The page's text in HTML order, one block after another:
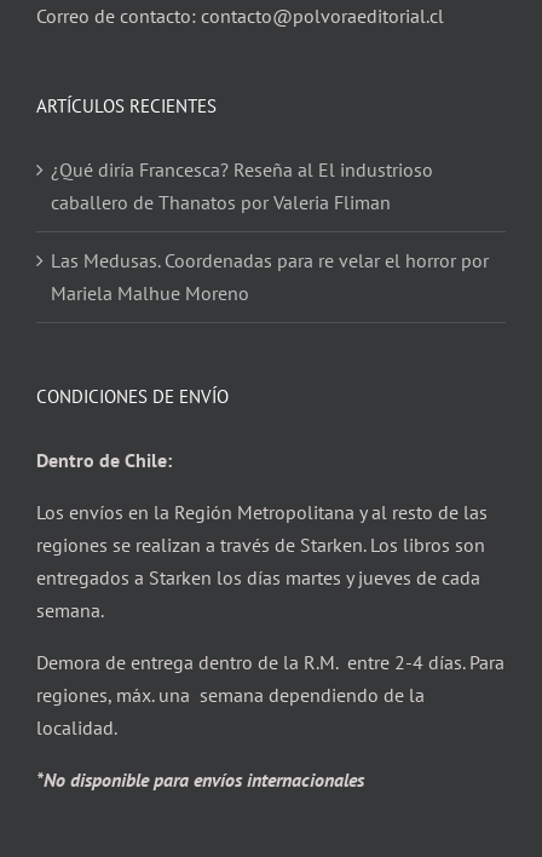
Correo de contacto: contacto@polvoraeditorial.cl
ARTÍCULOS RECIENTES
¿Qué diría Francesca? Reseña al El industrioso
caballero de Thanatos por Valeria Fliman
Las Medusas. Coordenadas para re velar el horror por
Mariela Malhue Moreno
CONDICIONES DE ENVÍO
Dentro de Chile:
Los envíos en la Región Metropolitana y al resto de las
regiones se realizan a través de Starken. Los libros son
entregados a Starken los días martes y jueves de cada
semana.
Demora de entrega dentro de la R.M. entre 2-4 días. Para
regiones, máx. una semana dependiendo de la
localidad.
*No disponible para envíos internacionales